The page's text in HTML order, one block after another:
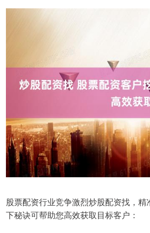
股票配资行业竞争激烈炒股配资找，
下秘诀可帮助您高效获取目标客户：